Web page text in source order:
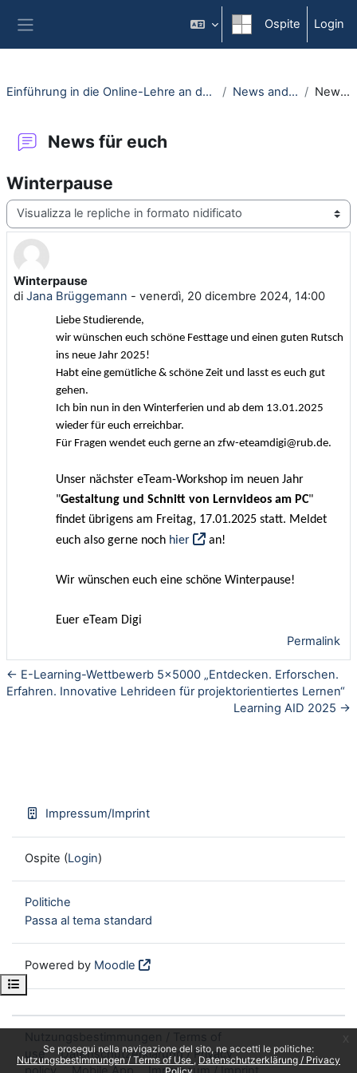
Se prosegui nella navigazione del sito, ne accetti le politiche:
Nutzungsbestimmungen / Terms of Use
Datenschutzerklärung / Privacy
Ospite Login
Open course index
Einführung in die Online-Lehre an der RUB - Moodle-Kurs für Erstsemester News and current events News für euch
News für euch
Winterpause
Modalità visualizzazione
Winterpause
di Jana Brüggemann - venerdì, 20 dicembre 2024, 14:00
Numero di risposte: 0
Liebe Studierende,
wir wünschen euch schöne Festtage und einen guten Rutsch
ins neue Jahr 2025!
Habt eine gemütliche & schöne Zeit und lasst es euch gut
gehen.
Ich bin nun in den Winterferien und ab dem 13.01.2025
wieder für euch erreichbar.
Für Fragen wendet euch gerne an zfw-eteamdigi@rub.de.
Unser nächster eTeam-Workshop im neuen Jahr
"Gestaltung und Schnitt von Lernvideos am PC"
findet übrigens am Freitag, 17.01.2025 statt. Meldet
euch also gerne noch hier an!
Wir wünschen euch eine schöne Winterpause!
Euer eTeam Digi
Permalink
← E-Learning-Wettbewerb 5x5000 „Entdecken. Erforschen.
Erfahren. Innovative Lehrideen für projektorientiertes Lernen“
Learning AID 2025 →
Impressum/Imprint
Ospite (Login)
Politiche
Passa al tema standard
Powered by Moodle
use
Datenschutzerklärung / Privacy